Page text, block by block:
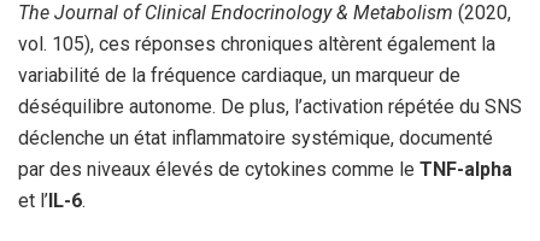
The Journal of Clinical Endocrinology & Metabolism (2020,
vol. 105), ces réponses chroniques altèrent également la
variabilité de la fréquence cardiaque, un marqueur de
déséquilibre autonome. De plus, l’activation répétée du SNS
déclenche un état inflammatoire systémique, documenté
par des niveaux élevés de cytokines comme le TNF-alpha
et l’IL-6.